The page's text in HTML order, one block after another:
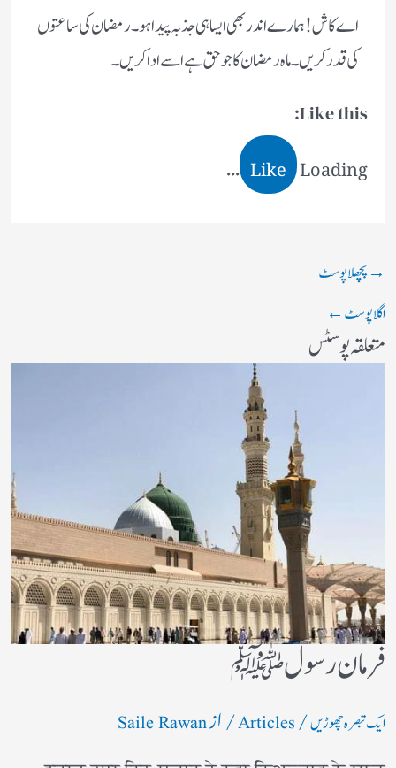
اے کاش! ہمارے اندر بھی ایسا ہی جذبہ پیدا ہو۔ رمضان کی ساعتوں
کی قدر کریں۔ ماہ رمضان کا جو حق ہے اسے ادا کریں۔
Like this:
Like Loading...
→پچھلا پوسٹ
اگلا پوسٹ←
متعلقہ پوسٹس
فرمان رسولﷺ
ایک تبصرہ چھوڑیں/
Articles/ ازSaile Rawan